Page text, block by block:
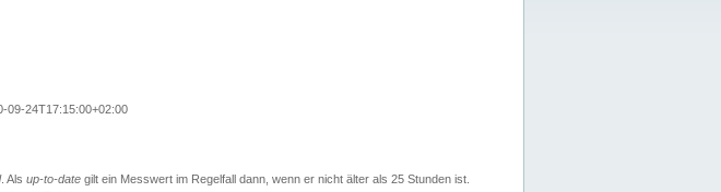
09-24T17:15:00+02:00
. Als up-to-date gilt ein Messwert im Regelfall dann, wenn er nicht älter als 25 Stunden ist.